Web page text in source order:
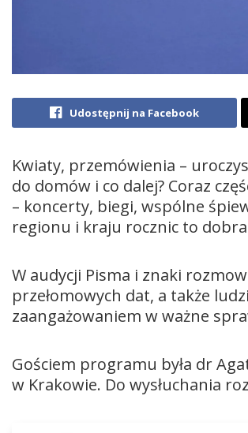
Udostępnij na Facebook
Kwiaty, przemówienia –
do domów i co dalej? Coraz
– koncerty, biegi, wspólne
regionu i kraju rocznic to
W audycji Pisma i znaki
przełomowych dat, a także
zaangażowaniem w ważne
Gościem programu była dr
w Krakowie. Do wysłuchania